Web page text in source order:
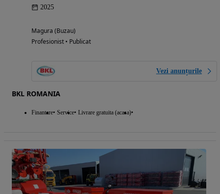
2025
Magura (Buzau)
Profesionist • Publicat
Vezi anunțurile
BKL ROMANIA
Finantare Service Livrare gratuita (acasa)